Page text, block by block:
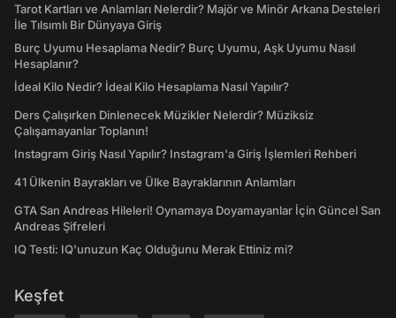
Tarot Kartları ve Anlamları Nelerdir? Majör ve Minör Arkana Desteleri
İle Tılsımlı Bir Dünyaya Giriş
Burç Uyumu Hesaplama Nedir? Burç Uyumu, Aşk Uyumu Nasıl
Hesaplanır?
İdeal Kilo Nedir? İdeal Kilo Hesaplama Nasıl Yapılır?
Ders Çalışırken Dinlenecek Müzikler Nelerdir? Müziksiz
Çalışamayanlar Toplanın!
Instagram Giriş Nasıl Yapılır? Instagram'a Giriş İşlemleri Rehberi
41 Ülkenin Bayrakları ve Ülke Bayraklarının Anlamları
GTA San Andreas Hileleri! Oynamaya Doyamayanlar İçin Güncel San
Andreas Şifreleri
IQ Testi: IQ'unuzun Kaç Olduğunu Merak Ettiniz mi?
Keşfet